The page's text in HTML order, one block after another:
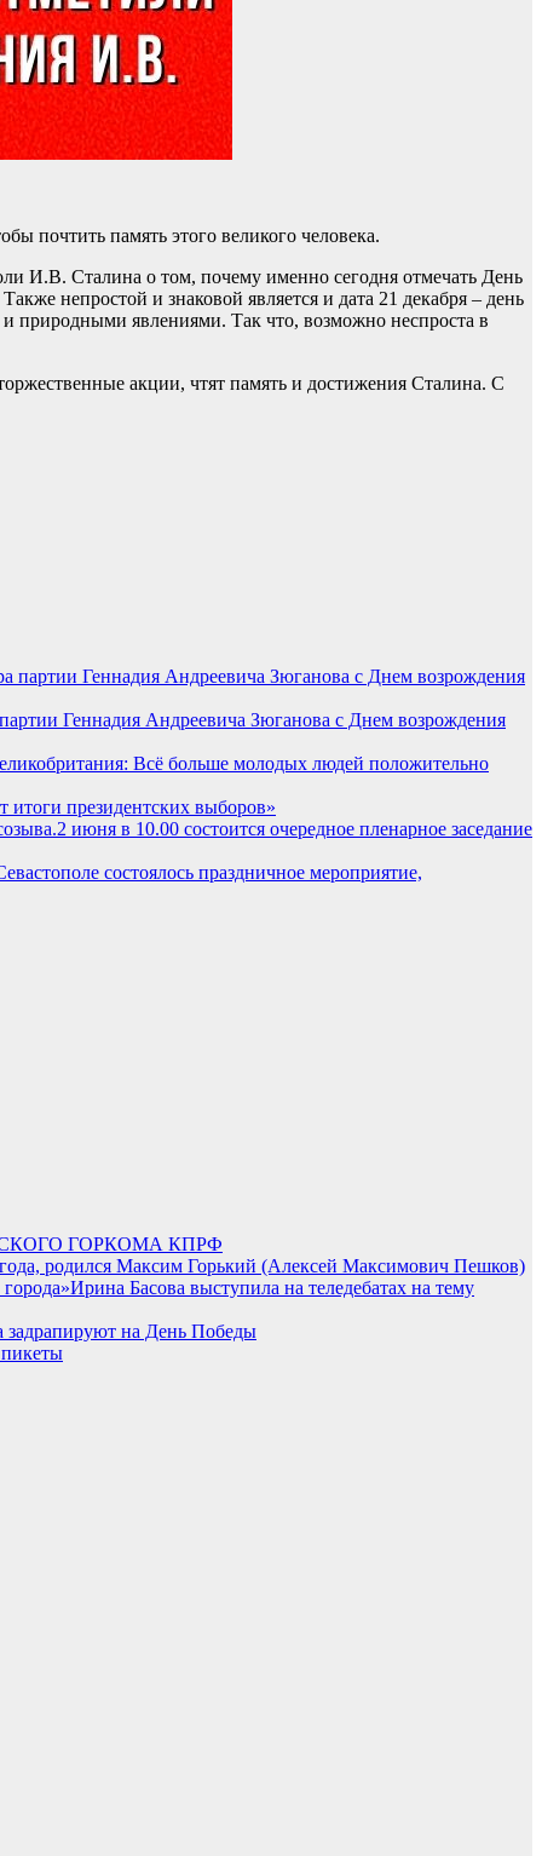
почтить память этого великого человека.
И.В. Сталина о том, почему именно сегодня отмечать День
непростой и знаковой является и дата 21 декабря – день
природными явлениями. Так что, возможно неспроста в
акции, чтят память и достижения Сталина. С
Геннадия Андреевича Зюганова с Днем возрождения
Всё больше молодых людей положительно
итоги президентских выборов»
2 июня в 10.00 состоится очередное пленарное заседание
состоялось праздничное мероприятие,
ГОРКОМА КПРФ
года, родился Максим Горький (Алексей Максимович Пешков)
Ирина Басова выступила на теледебатах на тему
задрапируют на День Победы